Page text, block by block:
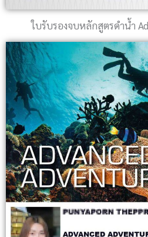
ใบรับรองจบหลักสูตรดำน้ำ